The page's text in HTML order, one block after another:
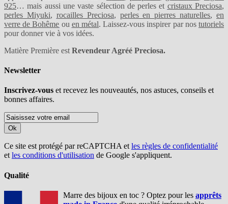
925… mais aussi une vaste sélection de perles et cristaux Preciosa,
perles Miyuki, rocailles Preciosa, perles en pierres naturelles, en
verre de Bohême ou en métal. Laissez-vous inspirer par nostutoriels
pour donner vie à vos idées.
Matière Première est Revendeur Agréé Preciosa.
Newsletter
Inscrivez-vous et recevez les nouveautés, nos astuces, conseils et
bonnes affaires.
Ok
Ce site est protégé par reCAPTCHA etles règles de confidentialité
etles conditions d'utilisation de Google s'appliquent.
Qualité
Marre des bijoux en toc ? Optez pour les apprêts